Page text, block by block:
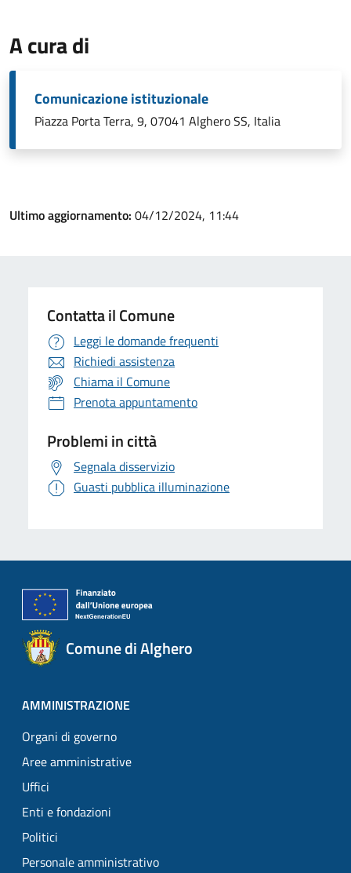
A cura di
Comunicazione istituzionale
Piazza Porta Terra, 9, 07041 Alghero SS, Italia
Ultimo aggiornamento: 04/12/2024, 11:44
Contatta il Comune
Leggi le domande frequenti
Richiedi assistenza
Chiama il Comune
Prenota appuntamento
Problemi in città
Segnala disservizio
Guasti pubblica illuminazione
Comune di Alghero
AMMINISTRAZIONE
Organi di governo
Aree amministrative
Uffici
Enti e fondazioni
Politici
Personale amministrativo